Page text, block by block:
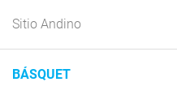
Sitio Andino
BÁSQUET